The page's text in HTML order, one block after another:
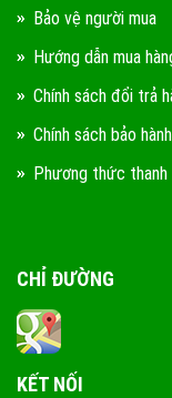
Bảo vệ người mua
Hướng dẫn mua
Chính sách đổi trả
Chính sách bảo hành
Phương thức thanh
CHỈ ĐƯỜNG
KẾT NỐI